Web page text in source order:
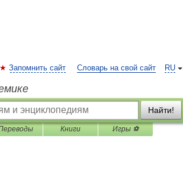
RU
Запомнить сайт Словарь на свой сайт
Найти!
Книги Игры ⚽